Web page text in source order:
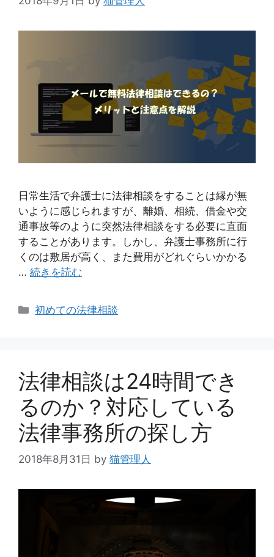
日常生活で弁護士に法律相談をすることは縁が無
いように感じられますが、離婚、相続、借金や交
通事故等のように突然法律相談をする必要に直面
することがあります。しかし、弁護士事務所に行
くのは敷居が高く、また費用がどれぐらいかかる
… 続きを読む
カ
初めての法律相談
法律相談は24時間でき
るのか？対応している
法律事務所の探し方
2018年8月31日 by 猫管理人